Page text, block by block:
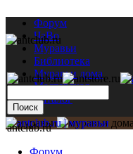
Форум
ЧаВо
Муравьи
Библиотека
Муравьи дома
Мастерская
Каталог
antclub.ru
Форум